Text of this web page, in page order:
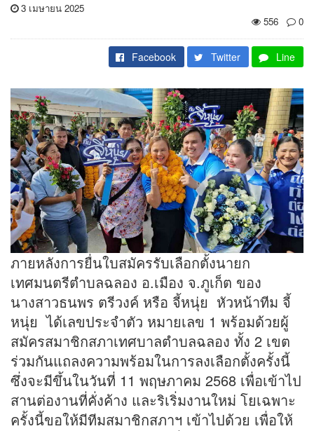
3 เมษายน 2025
556
0
Facebook Twitter Line
ภายหลังการยื่นใบสมัครรับเลือกตั้งนายก
เทศมนตรีตำบลฉลอง อ.เมือง จ.ภูเก็ต ของ
นางสาวธนพร ตรีวงค์ หรือ จี้หนุ่ย หัวหน้าทีม จี้
หนุ่ย ได้เลขประจำตัว หมายเลข 1 พร้อมด้วยผู้
สมัครสมาชิกสภาเทศบาลตำบลฉลอง ทั้ง 2 เขต
ร่วมกันแถลงความพร้อมในการลงเลือกตั้งครั้งนี้
ซึ่งจะมีขึ้นในวันที่ 11 พฤษภาคม 2568 เพื่อเข้าไป
สานต่องานที่คั่งค้าง และริเริ่มงานใหม่ โยเฉพาะ
ครั้งนี้ขอให้มีทีมสมาชิกสภาฯ เข้าไปด้วย เพื่อให้